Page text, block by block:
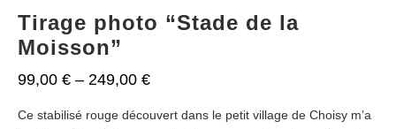
Tirage photo “Stade de la
Moisson”
99,00 € – 249,00 €
Ce stabilisé rouge découvert dans le petit village de Choisy m’a